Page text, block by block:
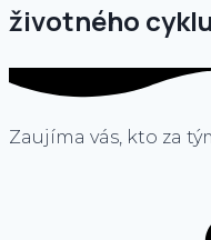
životného
Zaujíma vás, kto za